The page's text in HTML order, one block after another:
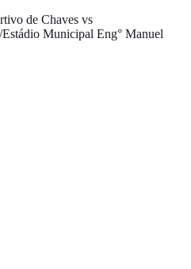
de Chaves vs
/Estádio Municipal Eng° Manuel